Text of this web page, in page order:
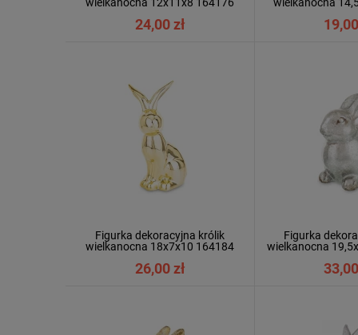
24,00 zł
Figurka dekoracyjna królik
wielkanocna 18x7x10 164184
26,00 zł
Figurka
wielkanocna